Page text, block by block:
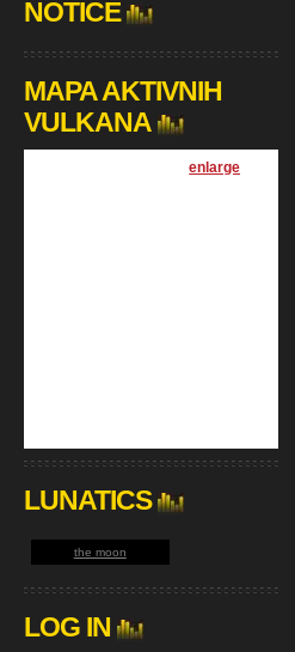
NOTICE
MAPA AKTIVNIH
VULKANA
[enlarge
LUNATICS
the moon
LOG IN